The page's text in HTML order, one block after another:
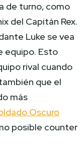
de turno, como
del Capitán Rex.
Luke se vea
equipo. Esto
rival cuando
que el
más
Oscuro
posible counter